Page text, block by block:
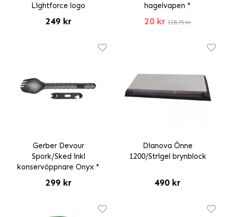
Lightforce logo
249 kr
hagelvapen *
20 kr 128,75 kr
Gerber Devour
Spork/Sked inkl
konservöppnare Onyx *
299 kr
Dianova Önne
1200/Strigel brynblock
490 kr